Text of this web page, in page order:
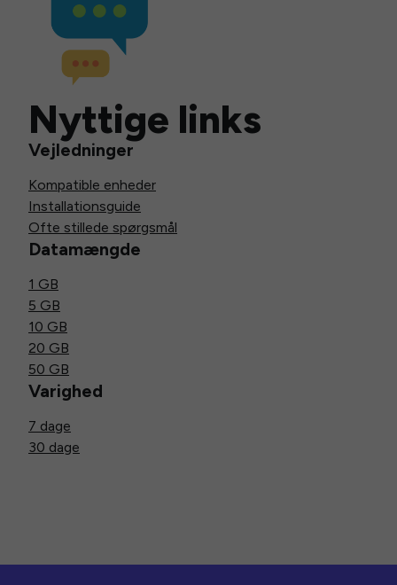
Nyttige links
Vejledninger
Kompatible enheder
Installationsguide
Ofte stillede spørgsmål
Datamængde
1 GB
5 GB
10 GB
20 GB
50 GB
Varighed
7 dage
30 dage